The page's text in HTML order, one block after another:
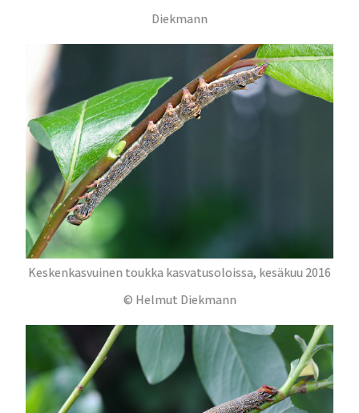
Diekmann
Keskenkasvuinen toukka kasvatusoloissa, kesäkuu 2016
© Helmut Diekmann